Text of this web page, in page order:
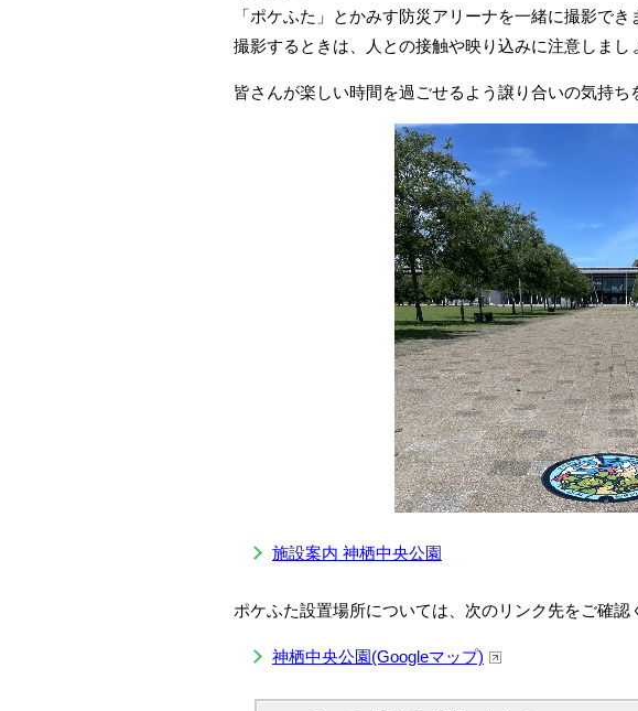
「ポケふた」とかみす防災アリーナを一緒に撮影で
撮影するときは、人との接触や映り込みに注意しまし
皆さんが楽しい時間を過ごせるよう譲り合いの気持ち
施設案内 神栖中央公園
ポケふた設置場所については、次のリンク先をご確認
神栖中央公園(Googleマップ)